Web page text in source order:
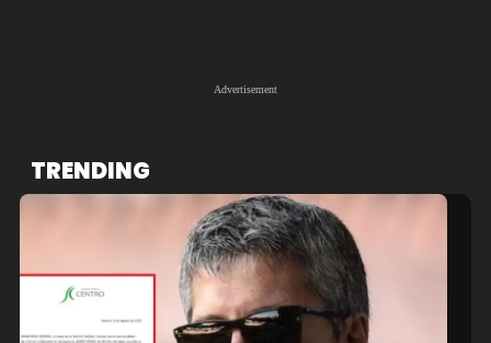
TRENDING